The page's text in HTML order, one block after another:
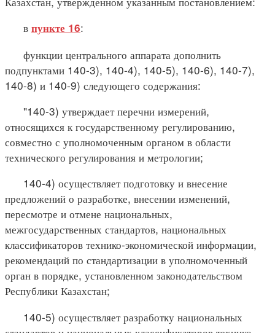
в пункте 16:
функции центрального аппарата дополнить
подпунктами 140-3), 140-4), 140-5), 140-6), 140-7),
140-8) и 140-9) следующего содержания:
"140-3) утверждает перечни измерений,
относящихся к государственному регулированию,
совместно с уполномоченным органом в области
технического регулирования и метрологии;
140-4) осуществляет подготовку и внесение
предложений о разработке, внесении изменений,
пересмотре и отмене национальных,
межгосударственных стандартов, национальных
классификаторов технико-экономической информации,
рекомендаций по стандартизации в уполномоченный
орган в порядке, установленном законодательством
Республики Казахстан;
140-5) осуществляет разработку национальных